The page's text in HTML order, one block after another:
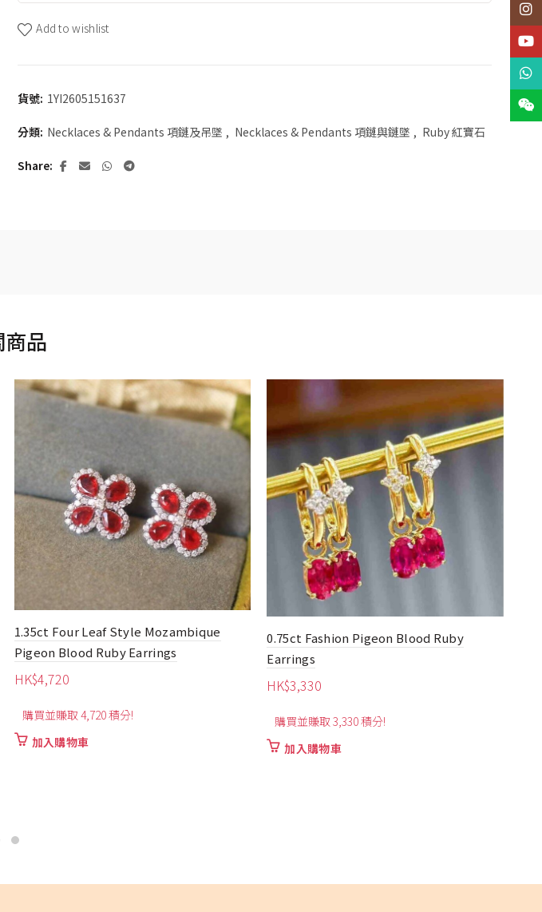
Add to wishlist
貨號: 1YI2605151637
分類: Necklaces & Pendants 項鏈及吊墜 , Necklaces & Pendants 項鏈與鏈墜 , Ruby 紅寶石
Share
品
0.70ct Mozambique Natural Ruby ​​
Earrings
HK$3,350
購買並賺取 3,350 積分!
加入購物車
0.30ct Pear-Shaped Natural Ruby
Earrings
HK$2,540
購買並賺取 2,540 積分!
加入購物車